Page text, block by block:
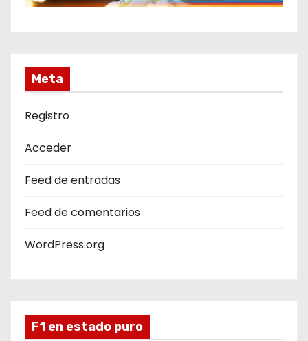
Meta
Registro
Acceder
Feed de entradas
Feed de comentarios
WordPress.org
F1 en estado puro